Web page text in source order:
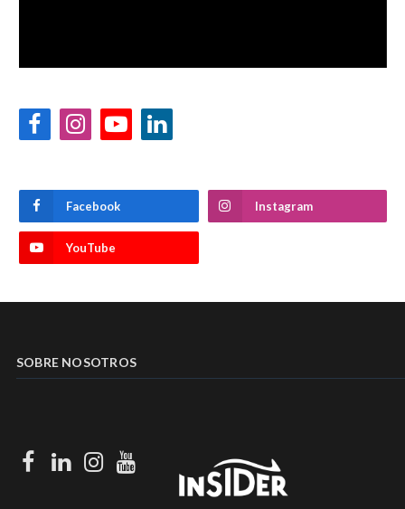
FacebookInstagramYouTubeLinkedIn
Facebook Instagram
YouTube
SOBRE NOSOTROS
Facebook
LinkedIn
Instagram
Youtube